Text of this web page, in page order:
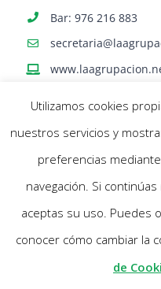
Bar: 976 216 883
© Agrupación Artística
Política Cookies-
Utilizamos cookies
nuestros servicios y
preferencias
navegación. Si
aceptas su uso. Puedes
conocer cómo cambiar la
de